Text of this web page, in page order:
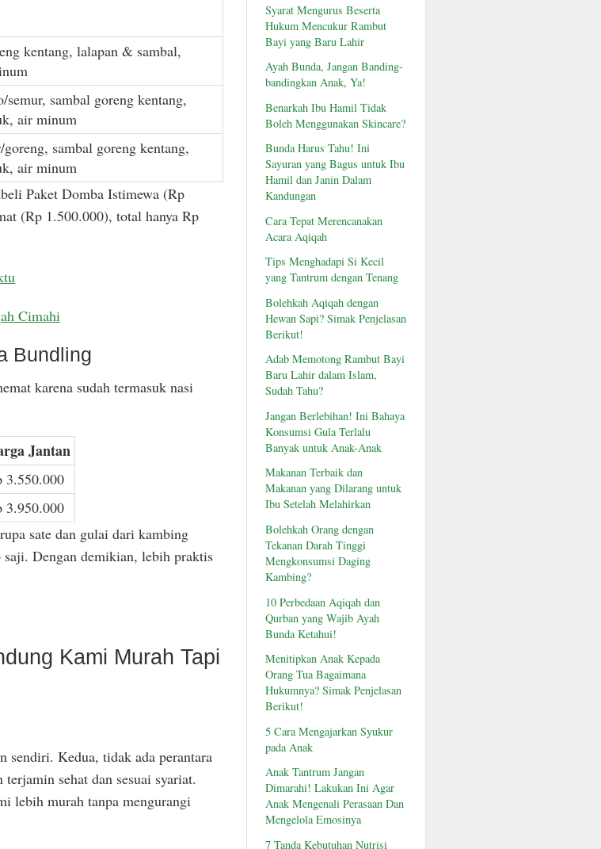
kentang, lalapan & sambal,
sambal goreng kentang,
air minum
sambal goreng kentang,
air minum
Paket Domba Istimewa (Rp
(Rp 1.500.000), total hanya Rp
Cimahi
Bundling
karena sudah termasuk nasi
Jantan
3.550.000
3.950.000
sate dan gulai dari kambing
saji. Dengan demikian, lebih praktis
Kami Murah Tapi
sendiri. Kedua, tidak ada perantara
sehat dan sesuai syariat.
lebih murah tanpa mengurangi
Syarat Mengurus Beserta
Hukum Mencukur Rambut
Bayi yang Baru Lahir
Ayah Bunda, Jangan Banding-
bandingkan Anak, Ya!
Benarkah Ibu Hamil Tidak
Boleh Menggunakan Skincare?
Bunda Harus Tahu! Ini
Sayuran yang Bagus untuk Ibu
Hamil dan Janin Dalam
Kandungan
Cara Tepat Merencanakan
Acara Aqiqah
Tips Menghadapi Si Kecil
yang Tantrum dengan Tenang
Bolehkah Aqiqah dengan
Hewan Sapi? Simak Penjelasan
Berikut!
Adab Memotong Rambut Bayi
Baru Lahir dalam Islam,
Sudah Tahu?
Jangan Berlebihan! Ini Bahaya
Konsumsi Gula Terlalu
Banyak untuk Anak-Anak
Makanan Terbaik dan
Makanan yang Dilarang untuk
Ibu Setelah Melahirkan
Bolehkah Orang dengan
Tekanan Darah Tinggi
Mengkonsumsi Daging
Kambing?
10 Perbedaan Aqiqah dan
Qurban yang Wajib Ayah
Bunda Ketahui!
Menitipkan Anak Kepada
Orang Tua Bagaimana
Hukumnya? Simak Penjelasan
Berikut!
5 Cara Mengajarkan Syukur
pada Anak
Anak Tantrum Jangan
Dimarahi! Lakukan Ini Agar
Anak Mengenali Perasaan Dan
Mengelola Emosinya
7 Tanda Kebutuhan Nutrisi